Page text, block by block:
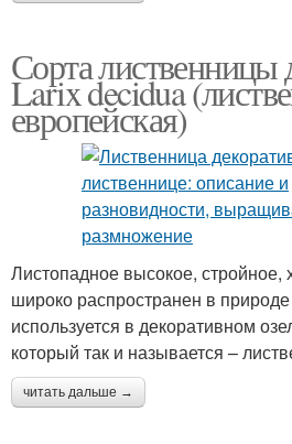
Сорта лиственницы
Larix decidua
европейская)
Листопадное высокое, стройное,
широко распространен в
используется в декоративном
который так и называется –
читать дальше →